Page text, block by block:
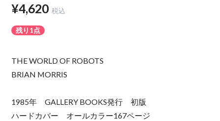
¥4,620 税込
残り1点
THE WORLD OF ROBOTS
BRIAN MORRIS
1985年 GALLERY BOOKS発行 初版
ハードカバー オールカラー167ページ